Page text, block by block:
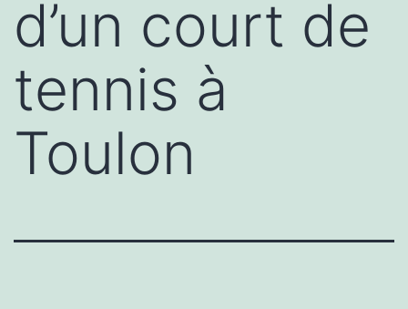
d’un court de
tennis à
Toulon